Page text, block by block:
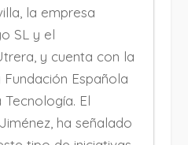
la empresa
SL y el
y cuenta con la
Española
El
ha señalado